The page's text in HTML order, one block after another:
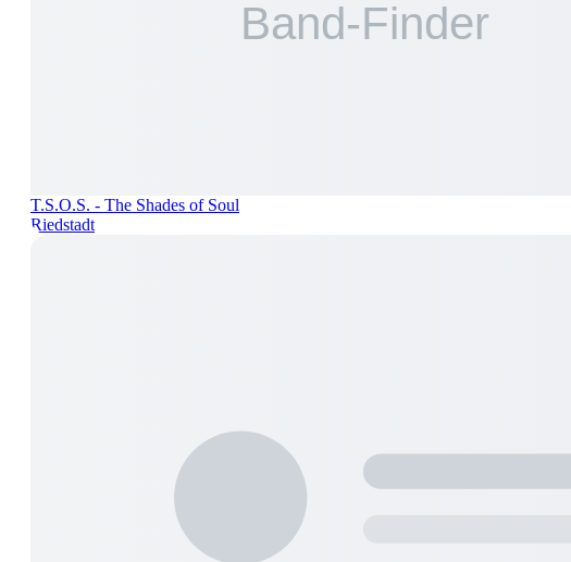
T.S.O.S. - The Shades of Soul
Riedstadt